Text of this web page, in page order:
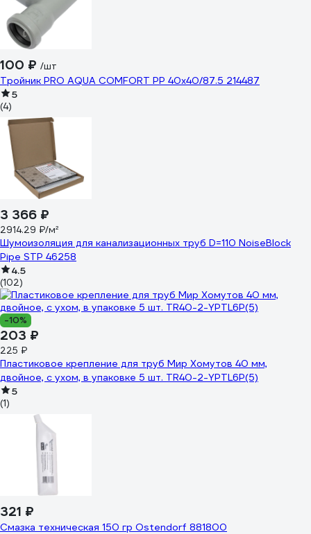
100 ₽ /шт
Тройник PRO AQUA COMFORT PP 40x40/87.5 214487
5
(4)
3 366 ₽
2914.29 ₽/м²
Шумоизоляция для канализационных труб D=110 NoiseBlock
Pipe STP 46258
4.5
(102)
-10%
203 ₽
225 ₽
Пластиковое крепление для труб Мир Хомутов 40 мм,
двойное, с ухом, в упаковке 5 шт. TR40-2-YPTL6P(5)
5
(1)
321 ₽
Смазка техническая 150 гр Ostendorf 881800